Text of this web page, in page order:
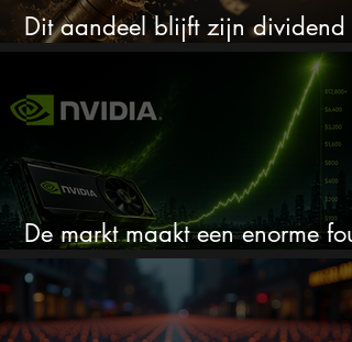
Dit aandeel blijft zijn dividend
verhogen, wat er ook gebeurt
De markt maakt een enorme fout